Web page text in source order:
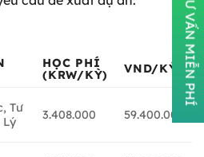
HỌC PHÍ
(KRW/KỲ)
VND/KỲ
Tư
Lý
3.408.000 59.400.000